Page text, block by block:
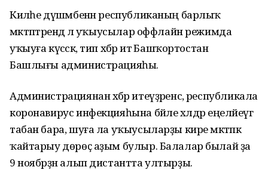
Киләһе дүшәмбенән республиканың барлыҡ
мәктәптәрендә лә уҡыусылар оффлайн режимда
уҡыуға күсәсәк, тип хәбәр итә Башҡортостан
Башлығы администрацияһы.
Администрациянан хәбәр итеүҙәренсә, республикала
коронавирус инфекцияһына бәйле хәлдәр еңеләйеүгә
табан бара, шуға ла уҡыусыларҙы кире мәктәпкә
ҡайтарыу дөрөҫ аҙым булыр. Балалар былай ҙа
9 ноябрҙән алып дистантта ултырҙы.